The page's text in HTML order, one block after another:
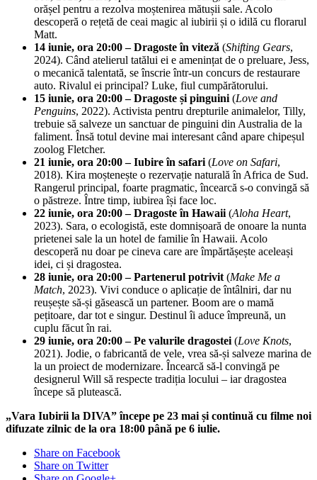
orășel pentru a rezolva moștenirea mătușii sale. Acolo
descoperă o rețetă de ceai magic al iubirii și o idilă cu florarul
Matt.
14 iunie, ora 20:00 – Dragoste în viteză (Shifting Gears,
2024). Când atelierul tatălui ei e amenințat de o preluare, Jess,
o mecanică talentată, se înscrie într-un concurs de restaurare
auto. Rivalul ei principal? Luke, fiul cumpărătorului.
15 iunie, ora 20:00 – Dragoste și pinguini (Love and
Penguins, 2022). Activista pentru drepturile animalelor, Tilly,
trebuie să salveze un sanctuar de pinguini din Australia de la
faliment. Însă totul devine mai interesant când apare chipeșul
zoolog Fletcher.
21 iunie, ora 20:00 – Iubire în safari (Love on Safari,
2018). Kira moștenește o rezervație naturală în Africa de Sud.
Rangerul principal, foarte pragmatic, încearcă s-o convingă să
o păstreze. Între timp, iubirea își face loc.
22 iunie, ora 20:00 – Dragoste în Hawaii (Aloha Heart,
2023). Sara, o ecologistă, este domnișoară de onoare la nunta
prietenei sale la un hotel de familie în Hawaii. Acolo
descoperă nu doar pe cineva care are împărtășește aceleași
idei, ci și dragostea.
28 iunie, ora 20:00 – Partenerul potrivit (Make Me a
Match, 2023). Vivi conduce o aplicație de întâlniri, dar nu
reușește să-și găsească un partener. Boom are o mamă
pețitoare, dar tot e singur. Destinul îi aduce împreună, un
cuplu făcut în rai.
29 iunie, ora 20:00 – Pe valurile dragostei (Love Knots,
2021). Jodie, o fabricantă de vele, vrea să-și salveze marina de
la un proiect de modernizare. Încearcă să-l convingă pe
designerul Will să respecte tradiția locului – iar dragostea
începe să plutească.
„Vara Iubirii la DIVA” începe pe 23 mai și continuă cu filme noi
difuzate zilnic de la ora 18:00 până pe 6 iulie.
Share on Facebook
Share on Twitter